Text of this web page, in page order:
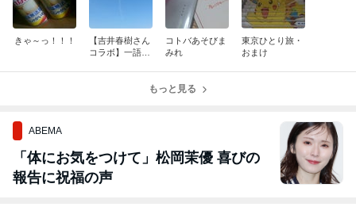
きゃ～っ！！！
【吉井春樹さん
コラボ】一語一
コトバあそびま
みれ
東京ひとり旅・
おまけ
もっと見る
ABEMA
「体にお気をつけて」松岡茉優 喜びの
報告に祝福の声